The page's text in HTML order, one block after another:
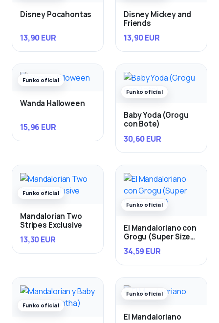
Disney Pocahontas
13,90 EUR
Disney Mickey and
Friends
13,90 EUR
Funko oficial
Wanda Halloween
15,96 EUR
Funko oficial
Baby Yoda (Grogu
con Bote)
30,60 EUR
Funko oficial
Mandalorian Two
Stripes Exclusive
13,30 EUR
Funko oficial
El Mandaloriano con
Grogu (Super Sized
34,59 EUR
Funko oficial
Funko oficial
El Mandaloriano